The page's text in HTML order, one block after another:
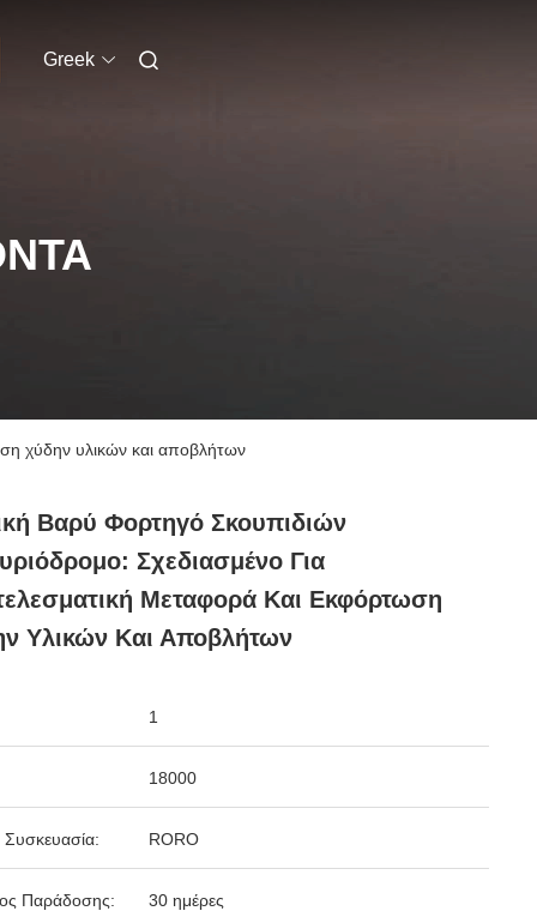
Greek
χύδην υλικών και αποβλήτων
Βαρύ Φορτηγό Σκουπιδιών
Σχεδιασμένο Για
Μεταφορά Και Εκφόρτωση
Υλικών Και Αποβλήτων
1
18000
Συσκευασία: RORO
Παράδοσης: 30 ημέρες